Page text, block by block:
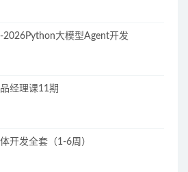
2026Python大模型Agent开发
经理课11期
开发全套（1-6周）